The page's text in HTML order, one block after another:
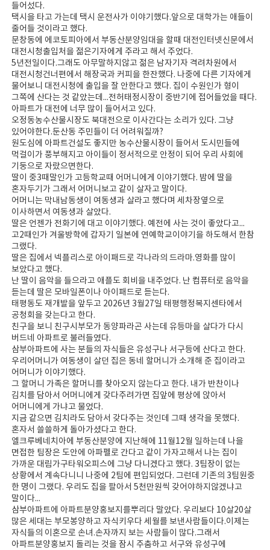
들어섰다.
택시을 타고 가는데 택시 운전사가 이야기했다.앞으로 대학가는 애들이
줄어들 것이라고 했다.
문창동에 에코토피아에서 부동산분양임대을 할때 대전인터넷신문에서
대전시청출입처을 젊은기자에게 주라고 해서 주었다.
5년전일이다.그래도 아무말하지않고 젊은 남자기자 격려차원에서
대전시청건너편에서 해장국과 커피을 한잔했다. 나중에 다른 기자에게
물어보니 대전시청에 출입을 잘 안한다고 했다. 집이 수원인가 형이
그쪽에 산다는 것 같았는데...전허태정시장이 중반기에 접어들었을 때다.
아파트가 대전에 너무 많이 들어서고 있다.
오정동농수산물시장도 북대전으로 이사간다는 소리가 있다. 그냥
있어야한다.둔산동 주민들이 더 어려워질까?
원도심에 아파트건설도 좋지만 농수산물시장이 들어서 도시민들에
먹걸이가 풍부해지고 아이들이 정서적으로 안정이 되어 우리 사회에
기둥으로 자랐으면한다.
딸이 중3때말인가 고등학교때 어머니에게 이야기했다. 밤에 딸을
혼자두기가 그래서 어머니보고 같이 살자고 말이다.
어머니는 막내남동생이 여동생과 살라고 했다며 세차장옆으로
이사하면서 여동생과 살았다.
딸은 언젠가 전화기에 대고 이야기했다. 예전에 사는 것이 좋았다고...
고2때인가 겨울방학에 갑자기 일본에 연예학교이야기을 하도해서 한참
그랬다.
딸은 집에서 넥플리스로 아이패드로 각나라의 드라마.영화를 많이
보았다고 했다.
난 딸이 음악을 들으라고 애플도 회비을 내주었다. 난 컴퓨터로 음악을
듣는데 딸은 모바일폰이나 아이패드로 듣는다.
태평동도 재개발을 앞두고 2026년 3월27일 태평행정복지센타에서
공청회을 갖는다고 한다.
친구을 보니 친구시부모가 동양파라곤 사는데 유등마을 살다가 다시
버드네 아파트로 불러들였다.
삼부아파트에 사는 분들의 자식들은 유성구나 서구등에 산다고 한다.
우리어머니가 여동생이 살던 집은 동네 할머니가 소개해 준 집이라고
어머니가 이야기했다.
그 할머니 가족은 할머니를 찾아오지 않는다고 한다. 내가 반찬이나
김치를 담아서 어머니에게 갖다주려가면 집앞에 평상에 앉아서
어머니에게 가냐고 물었다.
지금 같으면 김치라도 담아서 갖다주는 것인데 그때 생각을 못했다.
혼자서 쓸쓸하게 돌아가셨다고 한다.
엘크루베네치아에 부동산분양에 지난해에 11월12월 일하는데 나을
면접한 팀장은 도안에 아파펠로 간다고 같이 가자고해서 나는 집이
가까운 대림가구타워오피스에 그냥 다니겠다고 했다. 3팀장이 없는
상황에서 계속다니니 나중에 2팀에 편입되었다. 그런데 기존의 3팀원중
한 명이 그랬다. 우리도 집을 팔아서 5천만원씩 갖어야하지않겠냐고
말이다...
삼부아파트에 아파트분양홍보지를뿌리다 말았다. 우리보다 10살20살
많은 세대는 부모봉양하고 자식키우다 세월를 보낸사람들이다.이제는
자식들의 이혼으로 손녀.손자까지 보는 사람들이 많다.그래서
아파트분양홍보지 돌리는 것을 잠시 주춤하고 서구와 유성구에